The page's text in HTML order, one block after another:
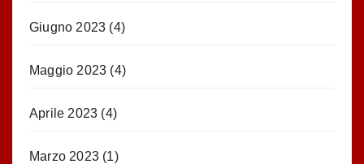
Giugno 2023 (4)
Maggio 2023 (4)
Aprile 2023 (4)
Marzo 2023 (1)